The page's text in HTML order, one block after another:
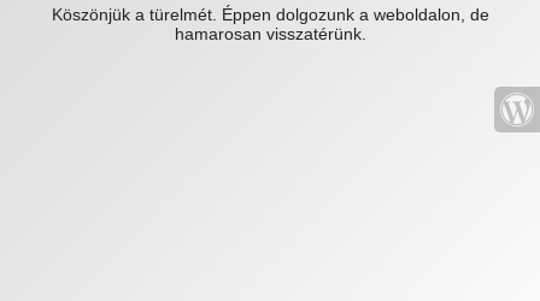
Köszönjük a türelmét. Éppen dolgozunk a weboldalon, de
hamarosan visszatérünk.